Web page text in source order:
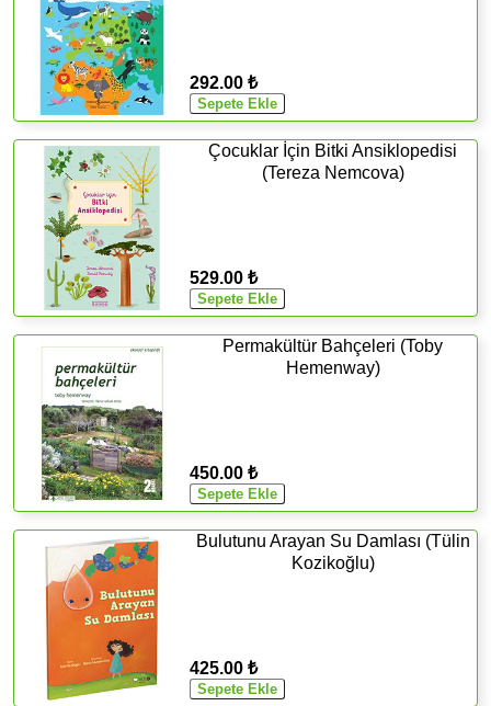
292.00 ₺
Çocuklar İçin Bitki Ansiklopedisi
(Tereza Nemcova)
529.00 ₺
Permakültür Bahçeleri (Toby
Hemenway)
450.00 ₺
Bulutunu Arayan Su Damlası (Tülin
Kozikoğlu)
425.00 ₺